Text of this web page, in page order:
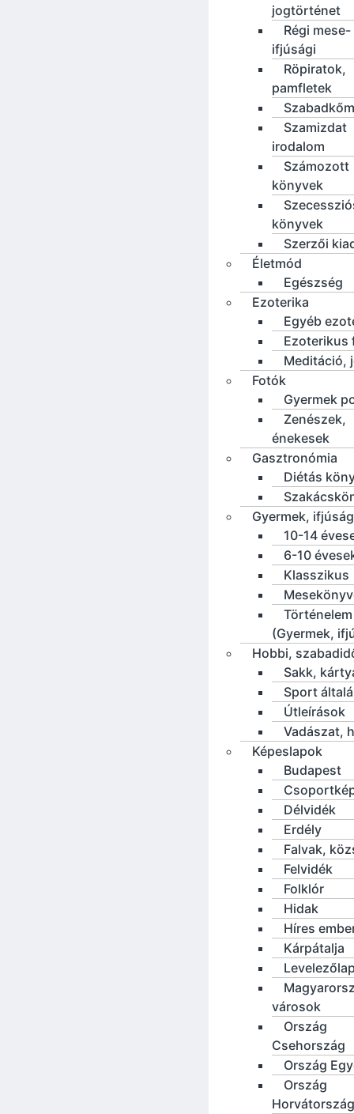
jogtörténet
Régi mese-
ifjúsági
Röpiratok,
pamfletek
Szamizdat
irodalom
Számozott
könyvek
könyvek
Szerzői
Életmód
Egészség
Ezoterika
Egyéb
Ezoterikus
Meditáció,
Fotók
Gyermek
Zenészek,
énekesek
Gasztronómia
Diétás
Gyermek,
10-14
6-10
Klasszikus
Történelem
(Gyermek,
Hobbi,
Sakk,
Sport
Útleírások
Vadászat,
Képeslapok
Budapest
Délvidék
Erdély
Falvak,
Felvidék
Folklór
Hidak
Híres
Kárpátalja
városok
Ország
Csehország
Ország
Ország
Horvátország